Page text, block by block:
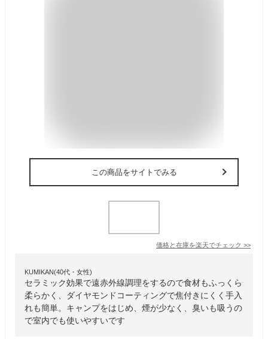
この商品をサイトでみる
価格と在庫を楽天でチェック >>
KUMIKAN(40代・女性)
セラミック効果で遠赤外線調理をするので食材もふっくら
柔らかく、ダイヤモンドコーティングで焦付きにくく手入
れも簡単。キャンプをはじめ、煙が少なく、臭いも吸うの
で室内でも使いやすいです